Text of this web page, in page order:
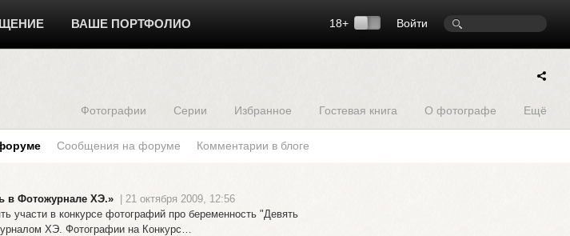
Войти
18+
ВАШЕ ПОРТФОЛИО
Фотографии Серии Избранное Гостевая книга О фотографе Ещё
Сообщения на форуме Комментарии в блоге
в Фотожурнале ХЭ.»
| 21 октября 2009, 12:56
участи в конкурсе фотографий про беременность "Девять
ХЭ. Фотографии на Конкурс…